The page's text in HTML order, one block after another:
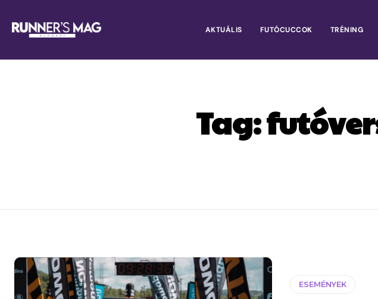
AKTUÁLIS FUTÓCUCCOK TRÉNING
Tag:
ESEMÉNYEK